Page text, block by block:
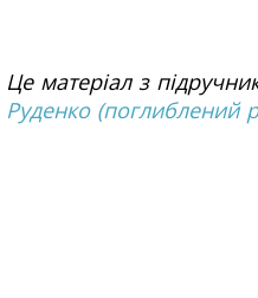
Це матеріал з
Руденко (поглиблений